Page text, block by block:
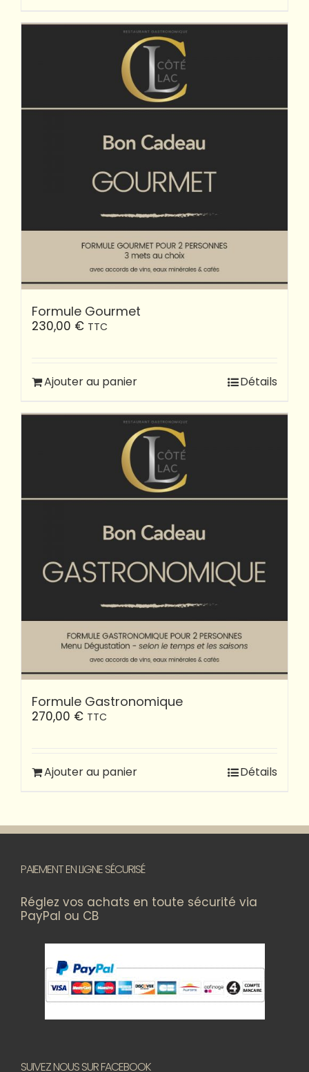
Formule Gourmet
230,00 € TTC
Ajouter au panier Détails
Formule Gastronomique
270,00 € TTC
Ajouter au panier Détails
PAIEMENT EN LIGNE SÉCURISÉ
Réglez vos achats en toute sécurité via
PayPal ou CB
SUIVEZ NOUS SUR FACEBOOK